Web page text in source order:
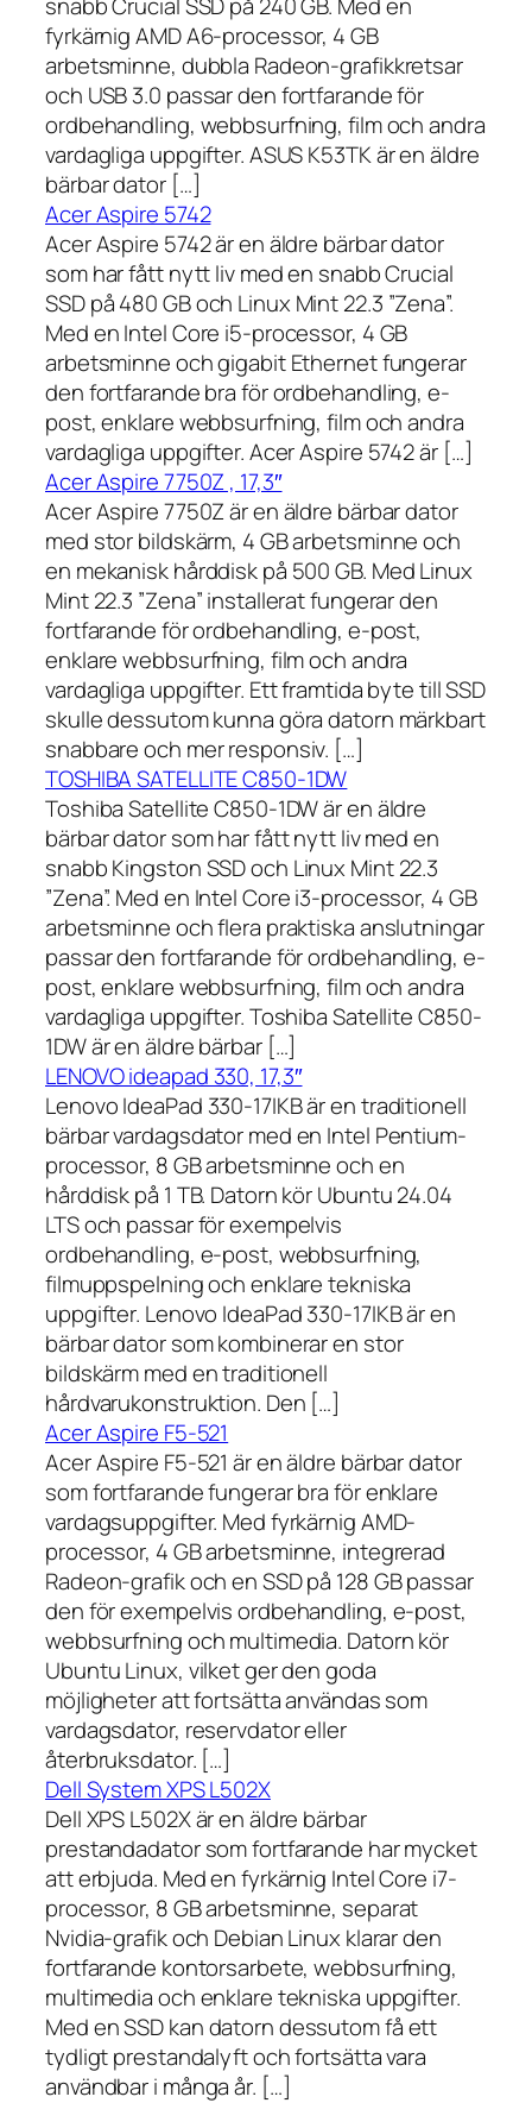
fyrkärnig AMD A6-processor, 4 GB
arbetsminne, dubbla Radeon-grafikkretsar
och USB 3.0 passar den fortfarande för
ordbehandling, webbsurfning, film och andra
vardagliga uppgifter. ASUS K53TK är en äldre
bärbar dator […]
Acer Aspire 5742
Acer Aspire 5742 är en äldre bärbar dator
som har fått nytt liv med en snabb Crucial
SSD på 480 GB och Linux Mint 22.3 ”Zena”.
Med en Intel Core i5-processor, 4 GB
arbetsminne och gigabit Ethernet fungerar
den fortfarande bra för ordbehandling, e-
post, enklare webbsurfning, film och andra
vardagliga uppgifter. Acer Aspire 5742 är […]
Acer Aspire 7750Z , 17,3″
Acer Aspire 7750Z är en äldre bärbar dator
med stor bildskärm, 4 GB arbetsminne och
en mekanisk hårddisk på 500 GB. Med Linux
Mint 22.3 ”Zena” installerat fungerar den
fortfarande för ordbehandling, e-post,
enklare webbsurfning, film och andra
vardagliga uppgifter. Ett framtida byte till SSD
skulle dessutom kunna göra datorn märkbart
snabbare och mer responsiv. […]
TOSHIBA SATELLITE C850-1DW
Toshiba Satellite C850-1DW är en äldre
bärbar dator som har fått nytt liv med en
snabb Kingston SSD och Linux Mint 22.3
”Zena”. Med en Intel Core i3-processor, 4 GB
arbetsminne och flera praktiska anslutningar
passar den fortfarande för ordbehandling, e-
post, enklare webbsurfning, film och andra
vardagliga uppgifter. Toshiba Satellite C850-
1DW är en äldre bärbar […]
LENOVO ideapad 330, 17,3″
Lenovo IdeaPad 330-17IKB är en traditionell
bärbar vardagsdator med en Intel Pentium-
processor, 8 GB arbetsminne och en
hårddisk på 1 TB. Datorn kör Ubuntu 24.04
LTS och passar för exempelvis
ordbehandling, e-post, webbsurfning,
filmuppspelning och enklare tekniska
uppgifter. Lenovo IdeaPad 330-17IKB är en
bärbar dator som kombinerar en stor
bildskärm med en traditionell
hårdvarukonstruktion. Den […]
Acer Aspire F5-521
Acer Aspire F5-521 är en äldre bärbar dator
som fortfarande fungerar bra för enklare
vardagsuppgifter. Med fyrkärnig AMD-
processor, 4 GB arbetsminne, integrerad
Radeon-grafik och en SSD på 128 GB passar
den för exempelvis ordbehandling, e-post,
webbsurfning och multimedia. Datorn kör
Ubuntu Linux, vilket ger den goda
möjligheter att fortsätta användas som
vardagsdator, reservdator eller
återbruksdator. […]
Dell System XPS L502X
Dell XPS L502X är en äldre bärbar
prestandadator som fortfarande har mycket
att erbjuda. Med en fyrkärnig Intel Core i7-
processor, 8 GB arbetsminne, separat
Nvidia-grafik och Debian Linux klarar den
fortfarande kontorsarbete, webbsurfning,
multimedia och enklare tekniska uppgifter.
Med en SSD kan datorn dessutom få ett
tydligt prestandalyft och fortsätta vara
användbar i många år. […]